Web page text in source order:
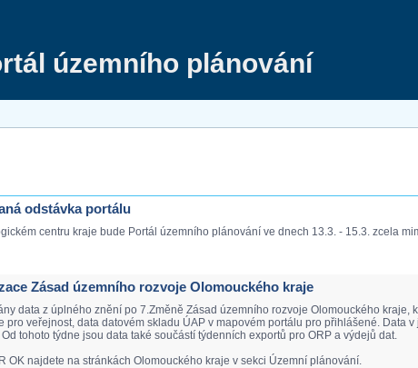
územního plánování
odstávka portálu
centru kraje bude Portál územního plánování ve dnech 13.3. - 15.3. zcela
Zásad územního rozvoje Olomouckého kraje
data z úplného znění po 7.Změně Zásad územního rozvoje Olomouckého
pro veřejnost, data datovém skladu ÚAP v mapovém portálu pro přihlášené. Data
tohoto týdne jsou data také součástí týdenních exportů pro ORP a výdejů dat.
OK najdete na stránkách Olomouckého kraje v sekci Územní plánování.